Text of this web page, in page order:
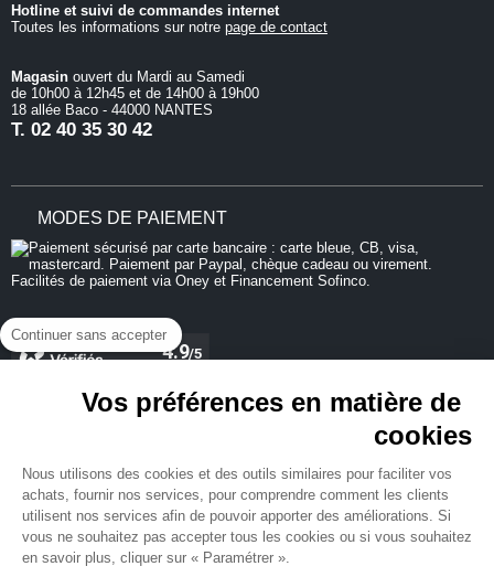
Continuer sans accepter
Vos préférences en matière de
cookies
Nous utilisons des cookies et des outils similaires pour faciliter vos
achats, fournir nos services, pour comprendre comment les clients
utilisent nos services afin de pouvoir apporter des améliorations. Si
vous ne souhaitez pas accepter tous les cookies ou si vous souhaitez
en savoir plus, cliquer sur « Paramétrer ».
Hotline et suivi de commandes internet
Toutes les informations sur notre page de contact
Magasin ouvert du Mardi au Samedi
de 10h00 à 12h45 et de 14h00 à 19h00
18 allée Baco - 44000 NANTES
T. 02 40 35 30 42
MODES DE PAIEMENT
NEWSLETTER